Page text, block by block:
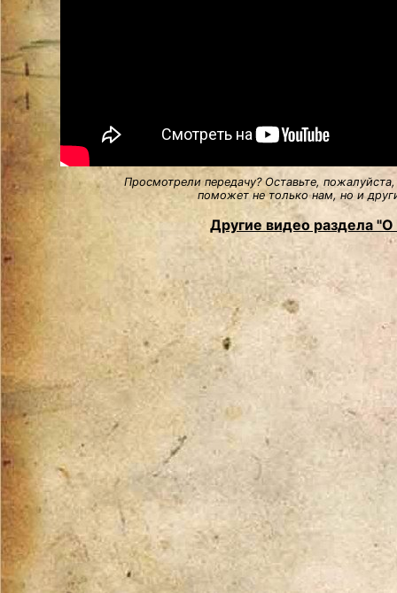
Просмотрели передачу? Оставьте,
поможет не только нам, но и
Другие видео раздела